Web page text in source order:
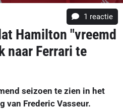
1 reactie
Hamilton "vreemd
naar Ferrari te
seizoen te zien in het
van Frederic Vasseur.